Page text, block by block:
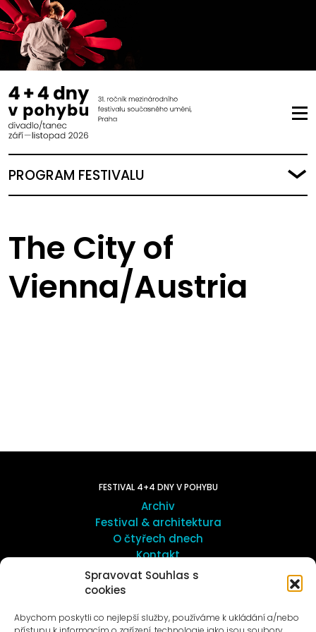
Spravovat Souhlas s
cookies
Abychom poskytli co nejlepší služby, používáme k ukládání a/nebo
PROGRAM FESTIVALU
The City of
Vienna/Austria
FESTIVAL 4+4 DNY V POHYBU
Archiv
Festival & architektura
O čtyřech dnech
Kontakt
O umění v Motole